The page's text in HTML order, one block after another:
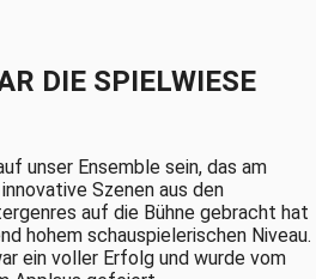
DIE SPIELWIESE
unser Ensemble sein, das am
Szenen aus den
auf die Bühne gebracht hat
hohem schauspielerischen Niveau.
ein voller Erfolg und wurde vom